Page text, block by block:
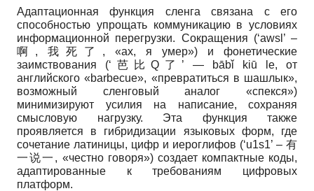
Адаптационная функция сленга связана с его
способностью упрощать коммуникацию в условиях
информационной перегрузки. Сокращения (‘awsl’ –
啊, 我死了, «ах, я умер») и фонетические
заимствования (‘芭比Q了’ — bābǐ kiū le, от
английского «barbecue», «превратиться в шашлык»,
возможный сленговый аналог «спекся»)
минимизируют усилия на написание, сохраняя
смысловую нагрузку. Эта функция также
проявляется в гибридизации языковых форм, где
сочетание латиницы, цифр и иероглифов (‘u1s1’ – 有
一说一, «честно говоря») создает компактные коды,
адаптированные к требованиям цифровых
платформ.